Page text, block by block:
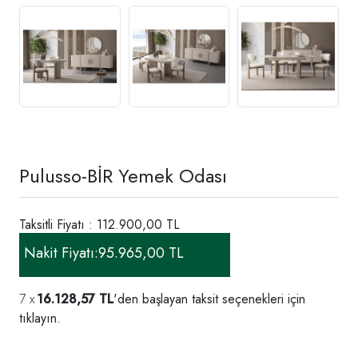
Pulusso-BİR Yemek Odası
Taksitli Fiyatı : 112.900,00 TL
Nakit Fiyatı:95.965,00 TL
16.128,57 TL'den başlayan taksit seçenekleri için
tıklayın.